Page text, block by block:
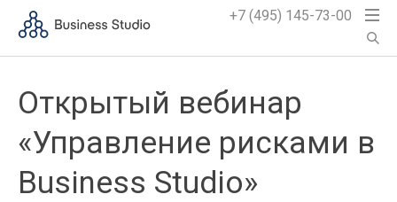
+7 (495) 145-73-00
Открытый вебинар
«Управление рисками в
Business Studio»